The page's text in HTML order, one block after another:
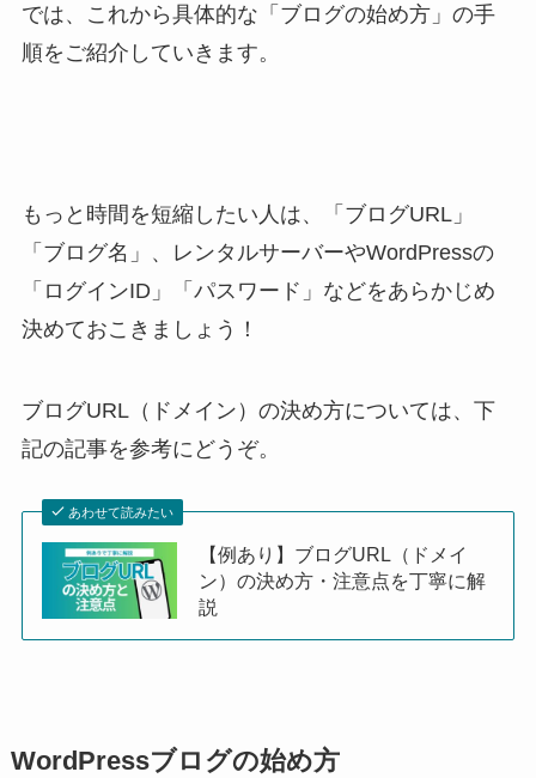
では、これから具体的な「ブログの始め方」の手
順をご紹介していきます。
もっと時間を短縮したい人は、「ブログURL」
「ブログ名」、レンタルサーバーやWordPressの
「ログインID」「パスワード」などをあらかじめ
決めておこきましょう！
ブログURL（ドメイン）の決め方については、下
記の記事を参考にどうぞ。
あわせて読みたい
【例あり】ブログURL（ドメイ
ン）の決め方・注意点を丁寧に解
説
WordPressブログの始め方